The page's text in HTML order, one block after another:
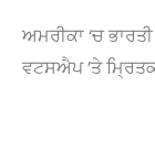
ਅਮਰੀਕਾ ‘ਚ
ਵਟਸਐਪ ’ਤੇ